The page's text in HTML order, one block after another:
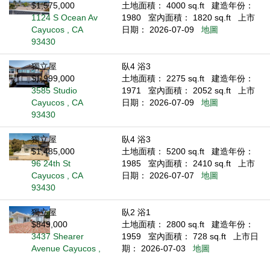
$1,575,000
1124 S Ocean Av
Cayucos , CA
93430
土地面積： 4000 sq.ft
建造年份：
1980
室內面積： 1820 sq.ft
上市
日期： 2026-07-09
地圖
獨立屋
$1,999,000
3585 Studio
Cayucos , CA
93430
臥4 浴3
土地面積： 2275 sq.ft
建造年份：
1971
室內面積： 2052 sq.ft
上市
日期： 2026-07-09
地圖
獨立屋
$1,485,000
96 24th St
Cayucos , CA
93430
臥4 浴3
土地面積： 5200 sq.ft
建造年份：
1985
室內面積： 2410 sq.ft
上市
日期： 2026-07-07
地圖
獨立屋
$849,000
3437 Shearer
Avenue Cayucos ,
臥2 浴1
土地面積： 2800 sq.ft
建造年份：
1959
室內面積： 728 sq.ft
上市日
期： 2026-07-03
地圖